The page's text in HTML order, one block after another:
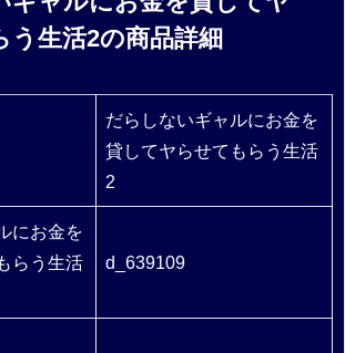
う生活2の商品詳細
だらしないギャルにお金を
貸してヤらせてもらう生活
2
にお金を
らう生活
d_639109